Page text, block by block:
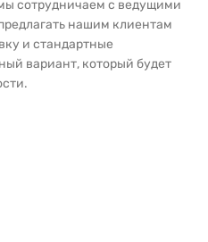
сотрудничаем с ведущими
нашим клиентам
и стандартные
вариант, который будет